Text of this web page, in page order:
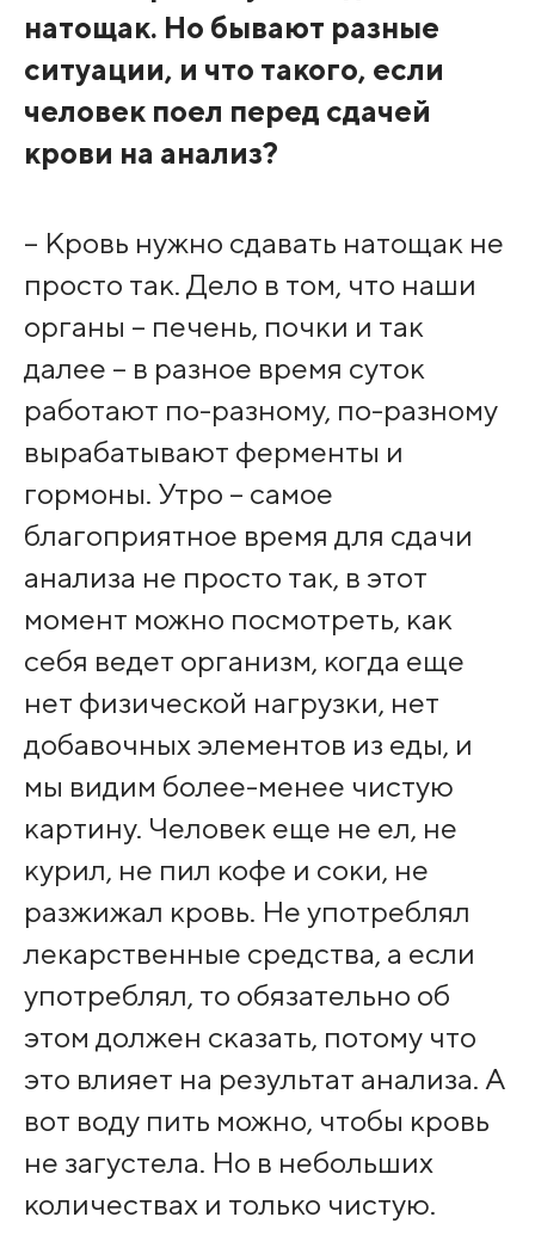
натощак. Но бывают разные
ситуации, и что такого, если
человек поел перед сдачей
крови на анализ?
– Кровь нужно сдавать натощак не
просто так. Дело в том, что наши
органы – печень, почки и так
далее – в разное время суток
работают по-разному, по-разному
вырабатывают ферменты и
гормоны. Утро – самое
благоприятное время для сдачи
анализа не просто так, в этот
момент можно посмотреть, как
себя ведет организм, когда еще
нет физической нагрузки, нет
добавочных элементов из еды, и
мы видим более-менее чистую
картину. Человек еще не ел, не
курил, не пил кофе и соки, не
разжижал кровь. Не употреблял
лекарственные средства, а если
употреблял, то обязательно об
этом должен сказать, потому что
это влияет на результат анализа. А
вот воду пить можно, чтобы кровь
не загустела. Но в небольших
количествах и только чистую.